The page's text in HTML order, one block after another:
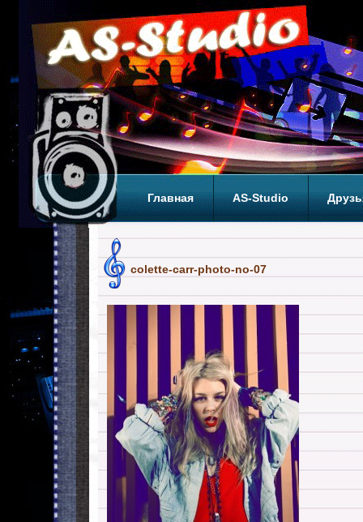
Главная AS-Studio
colette-carr-photo-no-07